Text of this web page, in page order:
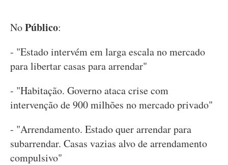
NoPúblico:
- "Estado intervém em larga escala no mercado
para libertar casas para arrendar"
- "Habitação. Governo ataca crise com
intervenção de 900 milhões no mercado privado"
- "Arrendamento. Estado quer arrendar para
subarrendar. Casas vazias alvo de arrendamento
compulsivo"